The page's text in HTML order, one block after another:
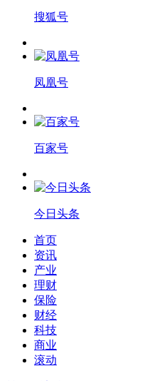
搜狐号
凤凰号
百家号
今日头条
首页
资讯
产业
理财
保险
财经
科技
商业
滚动